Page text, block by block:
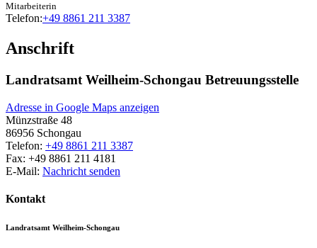
Mitarbeiterin
Telefon:+49 8861 211 3387
Anschrift
Landratsamt Weilheim-Schongau Betreuungsstelle
Adresse in Google Maps anzeigen
Münzstraße 48
86956 Schongau
Telefon: +49 8861 211 3387
Fax: +49 8861 211 4181
E-Mail: Nachricht senden
Kontakt
Landratsamt Weilheim-Schongau